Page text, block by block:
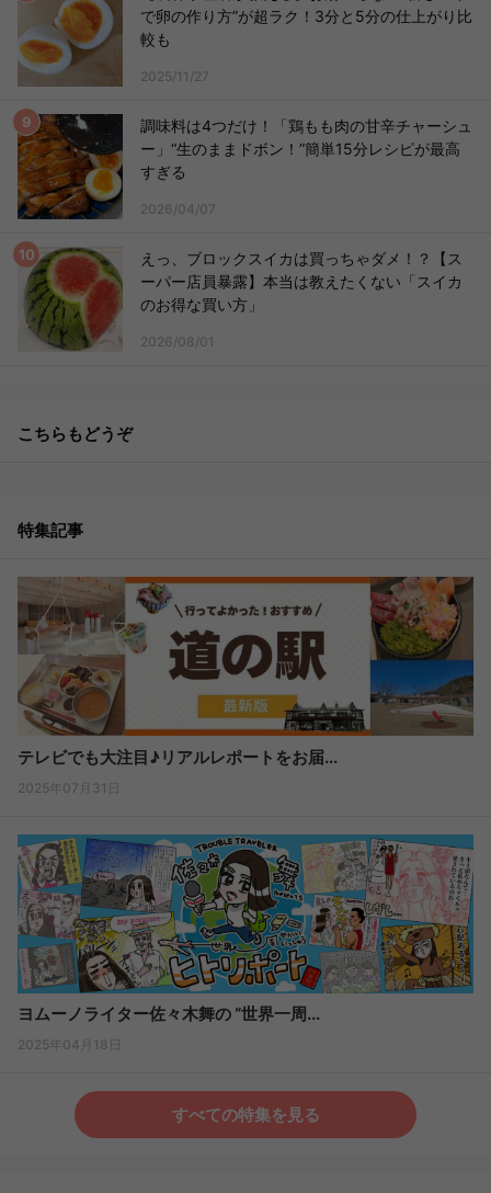
で卵の作り方”が超ラク！3分と5分の仕上がり比
較も
2025/11/27
調味料は4つだけ！「鶏もも肉の甘辛チャーシュ
ー」“生のままドボン！”簡単15分レシピが最高
すぎる
2026/04/07
えっ、ブロックスイカは買っちゃダメ！？【ス
ーパー店員暴露】本当は教えたくない「スイカ
のお得な買い方」
2026/08/01
こちらもどうぞ
特集記事
テレビでも大注目♪リアルレポートをお届...
2025年07月31日
ヨムーノライター佐々木舞の “世界一周...
2025年04月18日
すべての特集を見る